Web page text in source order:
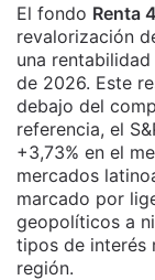
El fondo Renta
revalorización
una
de 2026. Este
debajo del
referencia, el
+3,73% en el
mercados
marcado por
geopolíticos a
tipos de interés
región.